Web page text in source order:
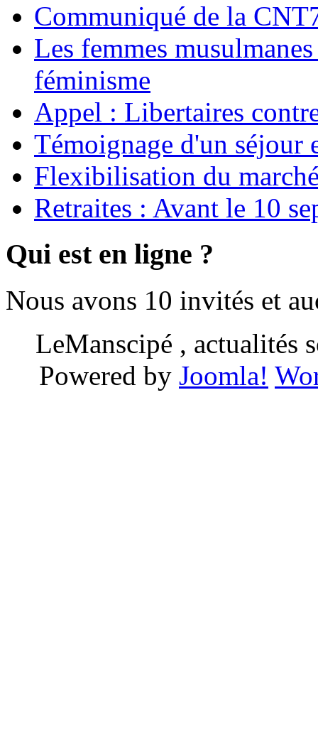
Communiqué de la
Les femmes
féminisme
Appel : Libertaires
Témoignage d'un séjour
Flexibilisation du
Retraites : Avant le 10
Qui est en ligne ?
Nous avons 10 invités et
LeManscipé , actualités
Powered by Joomla!